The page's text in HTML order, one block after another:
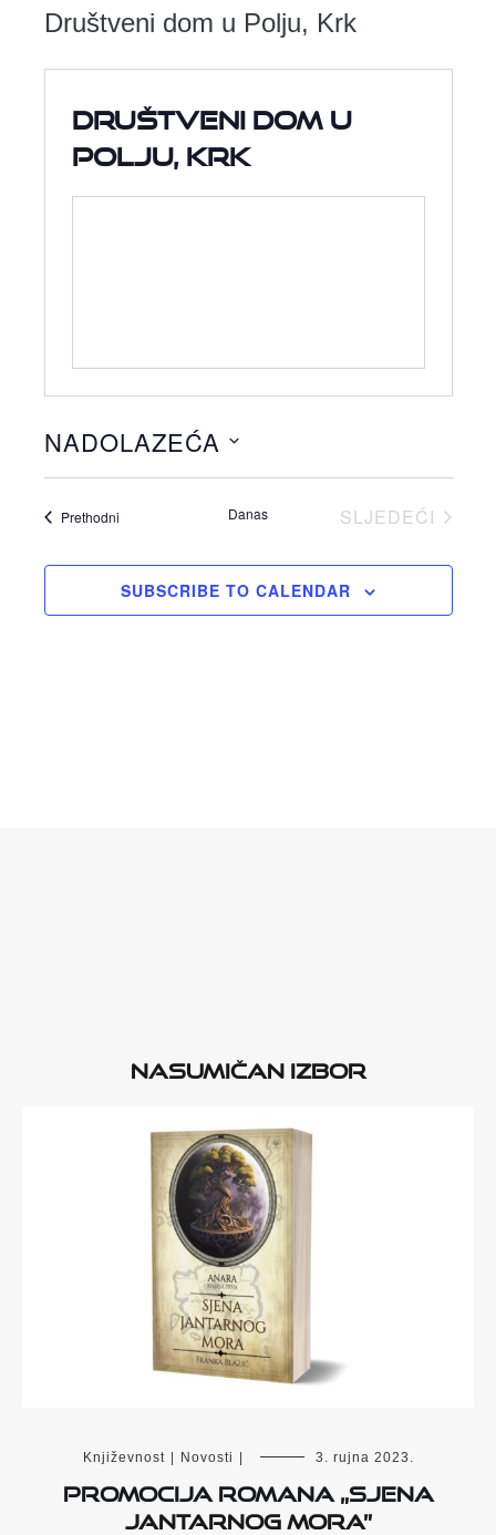
Društveni dom u Polju, Krk
Društveni dom u
Polju, Krk
NADOLAZEĆA
PrethodniDogađaji Danas
SLJEDEĆI
SUBSCRIBE TO CALENDAR
Nasumičan izbor
Književnost | Novosti | 3. rujna 2023.
Promocija romana „Sjena
Jantarnog mora”